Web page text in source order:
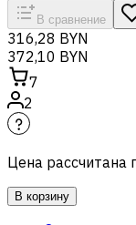
В сравнение
316,28 BYN
372,10 BYN
7
2
Цена рассчитана
В корзину